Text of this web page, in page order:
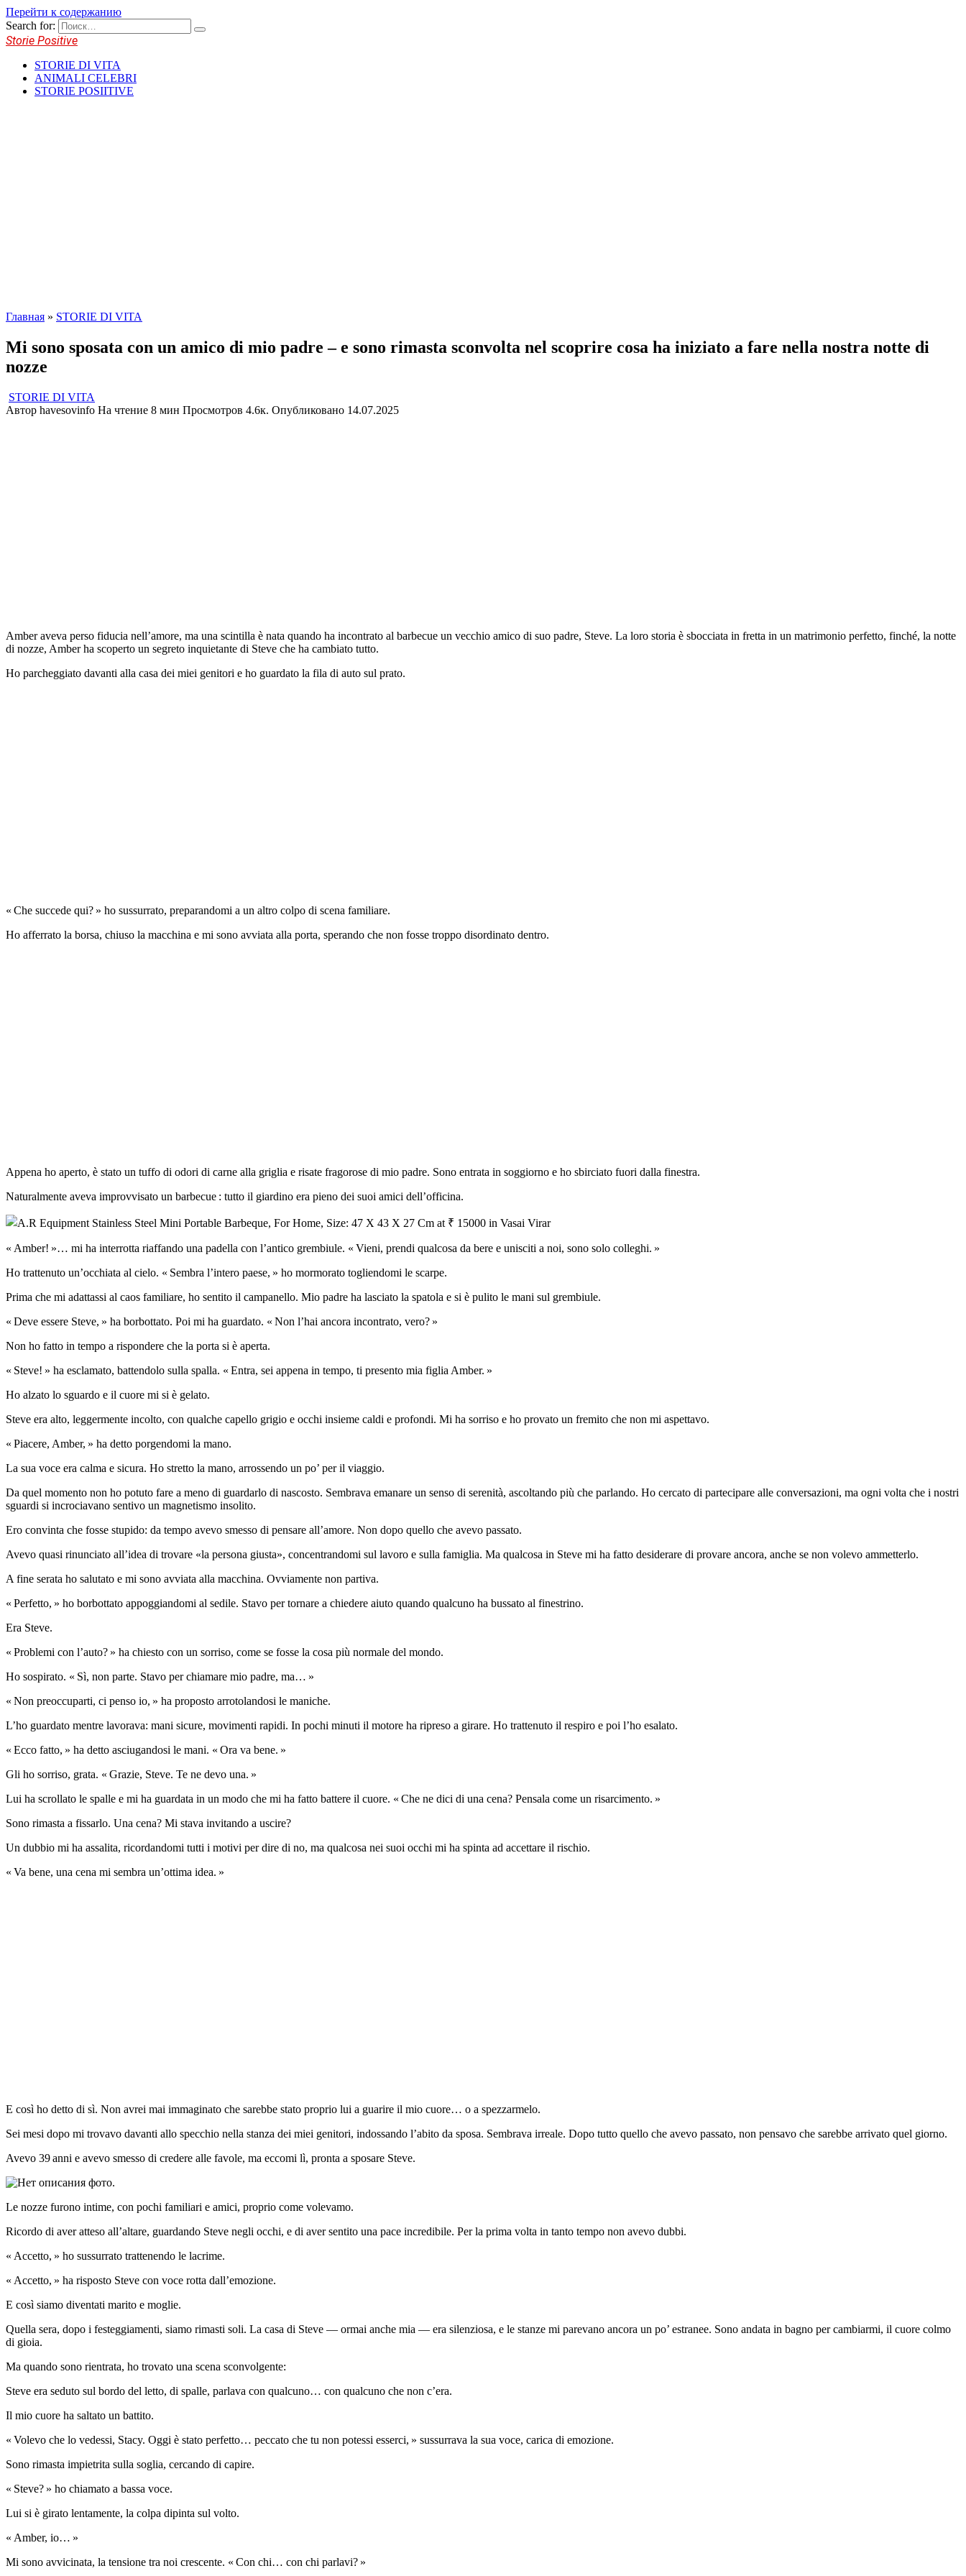
Перейти к содержанию
Search for:
Storie Positive
STORIE DI VITA
ANIMALI CELEBRI
STORIE POSIITIVE
Главная » STORIE DI VITA
Mi sono sposata con un amico di mio padre – e sono rimasta sconvolta nel scoprire cosa ha iniziato a fare nella nostra notte di
nozze
STORIE DI VITA
Автор havesovinfo На чтение 8 мин Просмотров 4.6к. Опубликовано 14.07.2025
Amber aveva perso fiducia nell’amore, ma una scintilla è nata quando ha incontrato al barbecue un vecchio amico di suo padre, Steve. La loro storia è sbocciata in fretta in un matrimonio perfetto, finché, la notte
di nozze, Amber ha scoperto un segreto inquietante di Steve che ha cambiato tutto.
Ho parcheggiato davanti alla casa dei miei genitori e ho guardato la fila di auto sul prato.
« Che succede qui? » ho sussurrato, preparandomi a un altro colpo di scena familiare.
Ho afferrato la borsa, chiuso la macchina e mi sono avviata alla porta, sperando che non fosse troppo disordinato dentro.
Appena ho aperto, è stato un tuffo di odori di carne alla griglia e risate fragorose di mio padre. Sono entrata in soggiorno e ho sbirciato fuori dalla finestra.
Naturalmente aveva improvvisato un barbecue : tutto il giardino era pieno dei suoi amici dell’officina.
« Amber! »… mi ha interrotta riaffando una padella con l’antico grembiule. « Vieni, prendi qualcosa da bere e unisciti a noi, sono solo colleghi. »
Ho trattenuto un’occhiata al cielo. « Sembra l’intero paese, » ho mormorato togliendomi le scarpe.
Prima che mi adattassi al caos familiare, ho sentito il campanello. Mio padre ha lasciato la spatola e si è pulito le mani sul grembiule.
« Deve essere Steve, » ha borbottato. Poi mi ha guardato. « Non l’hai ancora incontrato, vero? »
Non ho fatto in tempo a rispondere che la porta si è aperta.
« Steve! » ha esclamato, battendolo sulla spalla. « Entra, sei appena in tempo, ti presento mia figlia Amber. »
Ho alzato lo sguardo e il cuore mi si è gelato.
Steve era alto, leggermente incolto, con qualche capello grigio e occhi insieme caldi e profondi. Mi ha sorriso e ho provato un fremito che non mi aspettavo.
« Piacere, Amber, » ha detto porgendomi la mano.
La sua voce era calma e sicura. Ho stretto la mano, arrossendo un po’ per il viaggio.
Da quel momento non ho potuto fare a meno di guardarlo di nascosto. Sembrava emanare un senso di serenità, ascoltando più che parlando. Ho cercato di partecipare alle conversazioni, ma ogni volta che i nostri
sguardi si incrociavano sentivo un magnetismo insolito.
Ero convinta che fosse stupido: da tempo avevo smesso di pensare all’amore. Non dopo quello che avevo passato.
Avevo quasi rinunciato all’idea di trovare «la persona giusta», concentrandomi sul lavoro e sulla famiglia. Ma qualcosa in Steve mi ha fatto desiderare di provare ancora, anche se non volevo ammetterlo.
A fine serata ho salutato e mi sono avviata alla macchina. Ovviamente non partiva.
« Perfetto, » ho borbottato appoggiandomi al sedile. Stavo per tornare a chiedere aiuto quando qualcuno ha bussato al finestrino.
Era Steve.
« Problemi con l’auto? » ha chiesto con un sorriso, come se fosse la cosa più normale del mondo.
Ho sospirato. « Sì, non parte. Stavo per chiamare mio padre, ma… »
« Non preoccuparti, ci penso io, » ha proposto arrotolandosi le maniche.
L’ho guardato mentre lavorava: mani sicure, movimenti rapidi. In pochi minuti il motore ha ripreso a girare. Ho trattenuto il respiro e poi l’ho esalato.
« Ecco fatto, » ha detto asciugandosi le mani. « Ora va bene. »
Gli ho sorriso, grata. « Grazie, Steve. Te ne devo una. »
Lui ha scrollato le spalle e mi ha guardata in un modo che mi ha fatto battere il cuore. « Che ne dici di una cena? Pensala come un risarcimento. »
Sono rimasta a fissarlo. Una cena? Mi stava invitando a uscire?
Un dubbio mi ha assalita, ricordandomi tutti i motivi per dire di no, ma qualcosa nei suoi occhi mi ha spinta ad accettare il rischio.
« Va bene, una cena mi sembra un’ottima idea. »
E così ho detto di sì. Non avrei mai immaginato che sarebbe stato proprio lui a guarire il mio cuore… o a spezzarmelo.
Sei mesi dopo mi trovavo davanti allo specchio nella stanza dei miei genitori, indossando l’abito da sposa. Sembrava irreale. Dopo tutto quello che avevo passato, non pensavo che sarebbe arrivato quel giorno.
Avevo 39 anni e avevo smesso di credere alle favole, ma eccomi lì, pronta a sposare Steve.
Le nozze furono intime, con pochi familiari e amici, proprio come volevamo.
Ricordo di aver atteso all’altare, guardando Steve negli occhi, e di aver sentito una pace incredibile. Per la prima volta in tanto tempo non avevo dubbi.
« Accetto, » ho sussurrato trattenendo le lacrime.
« Accetto, » ha risposto Steve con voce rotta dall’emozione.
E così siamo diventati marito e moglie.
Quella sera, dopo i festeggiamenti, siamo rimasti soli. La casa di Steve — ormai anche mia — era silenziosa, e le stanze mi parevano ancora un po’ estranee. Sono andata in bagno per cambiarmi, il cuore colmo
di gioia.
Ma quando sono rientrata, ho trovato una scena sconvolgente:
Steve era seduto sul bordo del letto, di spalle, parlava con qualcuno… con qualcuno che non c’era.
Il mio cuore ha saltato un battito.
« Volevo che lo vedessi, Stacy. Oggi è stato perfetto… peccato che tu non potessi esserci, » sussurrava la sua voce, carica di emozione.
Sono rimasta impietrita sulla soglia, cercando di capire.
« Steve? » ho chiamato a bassa voce.
Lui si è girato lentamente, la colpa dipinta sul volto.
« Amber, io… »
Mi sono avvicinata, la tensione tra noi crescente. « Con chi… con chi parlavi? »